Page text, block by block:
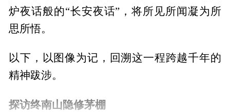
炉夜话般的“长安夜话”，将所见所闻凝为所
思所悟。
以下，以图像为记，回溯这一程跨越千年的
精神跋涉。
探访终南山隐修茅棚